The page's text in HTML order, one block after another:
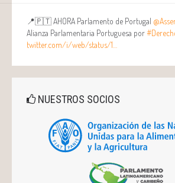
📍🇵🇹 AHORA Parlamento de Portugal
Alianza Parlamentaria Portuguesa por
twitter.com/i/web/status/1…
NUESTROS SOCIOS